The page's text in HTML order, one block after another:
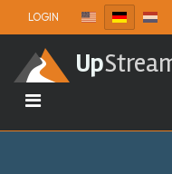
Skip to content
LOGIN
Up